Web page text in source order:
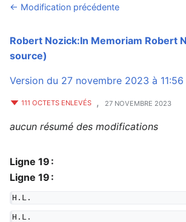
← Modification précédente
Robert Nozick:In Memoriam Robert
source)
Version du 27 novembre 2023 à 11:56
111 OCTETS ENLEVÉS , 27 NOVEMBRE 2023
aucun résumé des modifications
Ligne 19 :
Ligne 19 :
H.L.
H.L.